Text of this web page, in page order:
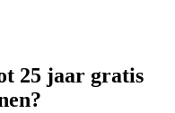
25 jaar gratis